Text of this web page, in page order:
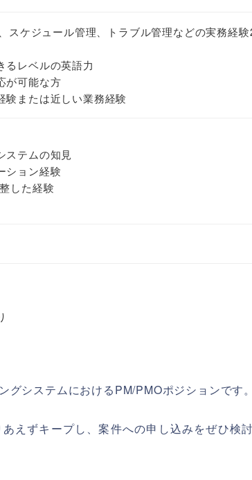
スケジュール管理、トラブル管理などの実務経
るレベルの英語力
が可能な方
験または近しい業務経験
ステムの知見
ション経験
した経験
グシステムにおけるPM/PMOポジションです
えずキープし、案件への申し込みをぜひ検